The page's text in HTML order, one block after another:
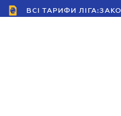
ВСІ ТАРИФИ